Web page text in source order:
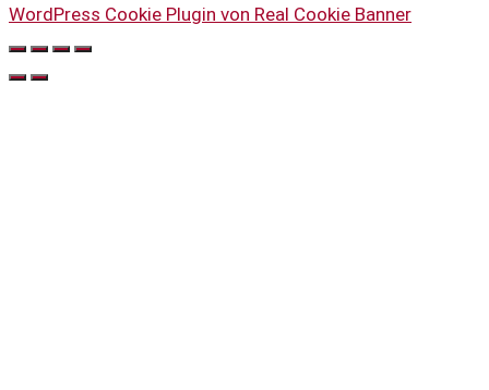
WordPress Cookie Plugin von Real Cookie Banner